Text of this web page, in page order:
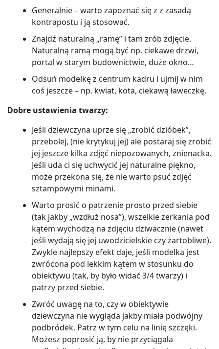
Generalnie – warto zapoznać się z z zasadą
kontrapostu i ją stosować.
Znajdź naturalną „ramę” i tam zrób zdjęcie.
Naturalną ramą mogą być np. ciekawe drzwi,
portal w starym budownictwie, duże okno…
Odsuń modelkę z centrum kadru i ujmij w nim
coś jeszcze – np. kwiat, kota, ciekawą ławeczkę.
Dobre ustawienia twarzy:
Jeśli dziewczyna uprze się „zrobić dzióbek”,
przebolej, (nie krytykuj jej) ale postaraj się zrobić
jej jeszcze kilka zdjęć niepozowanych, znienacka.
Jeśli uda ci się uchwycić jej naturalne piękno,
może przekona się, że nie warto psuć zdjęć
sztampowymi minami.
Warto prosić o patrzenie prosto przed siebie
(tak jakby „wzdłuż nosa”), wszelkie zerkania pod
kątem wychodzą na zdjęciu dziwacznie (nawet
jeśli wydają się jej uwodzicielskie czy żartobliwe).
Zwykle najlepszy efekt daje, jeśli modelka jest
zwrócona pod lekkim kątem w stosunku do
obiektywu (tak, by było widać 3/4 twarzy) i
patrzy przed siebie.
Zwróć uwagę na to, czy w obiektywie
dziewczyna nie wygląda jakby miała podwójny
podbródek. Patrz w tym celu na linię szczęki.
Możesz poprosić ją, by nie przyciągała